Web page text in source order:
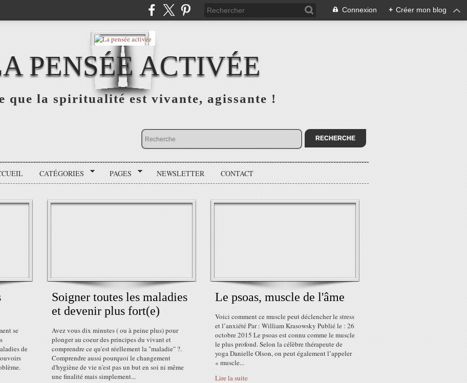
Connexion + Créer mon blog
PENSÉE ACTIVÉE
que la spiritualité est vivante, agissante !
CATÉGORIES PAGES NEWSLETTER CONTACT
se
de
Soigner toutes les maladies
et devenir plus fort(e)
Avez vous dix minutes ( ou à peine plus) pour
plonger au coeur des principes du vivant et
comprendre ce qu'est réellement la "maladie" ?.
Comprendre aussi pourquoi le changement
d'hygiène de vie n'est pas un but en soi ni même
une finalité mais simplement...
Le psoas, muscle de l'âme
Voici comment ce muscle peut déclencher le stress
et l’anxiété Par : William Krasowsky Publié le : 26
octobre 2015 Le psoas est connu comme le muscle
le plus profond. Selon la célèbre thérapeute de
yoga Danielle Olson, on peut également l’appeler
« muscle...
Lire la suite